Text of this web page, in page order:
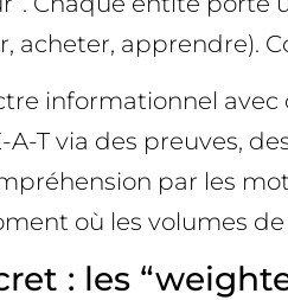
acheter, apprendre).
informationnel avec
T via des preuves,
par les
où les volumes
: les